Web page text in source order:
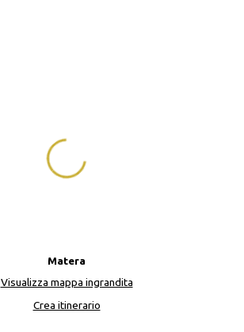
Matera
Visualizza mappa ingrandita
Crea itinerario